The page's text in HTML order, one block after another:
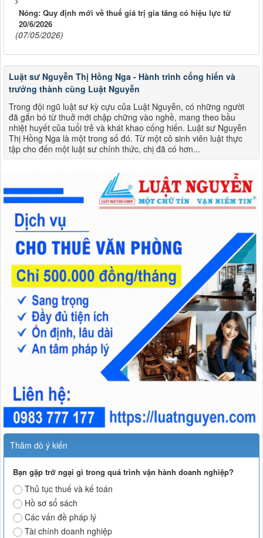
Nóng: Quy định mới về thuế giá trị gia tăng có hiệu lực từ
20/6/2026
(07/05/2026)
Luật sư Nguyễn Thị Hồng Nga - Hành trình cống hiến và
trưởng thành cùng Luật Nguyễn
Trong đội ngũ luật sư kỳ cựu của Luật Nguyễn, có những người
đã gắn bó từ thuở mới chập chững vào nghề, mang theo bầu
nhiệt huyết của tuổi trẻ và khát khao cống hiến. Luật sư Nguyễn
Thị Hồng Nga là một trong số đó. Từ một cô sinh viên luật thực
tập cho đến một luật sư chính thức, chị đã có hơn...
Thăm dò ý kiến
Bạn gặp trở ngại gì trong quá trình vận hành doanh nghiệp?
Thủ tục thuế và kế toán
Hồ sơ sổ sách
Các vấn đề pháp lý
Tài chính doanh nghiệp